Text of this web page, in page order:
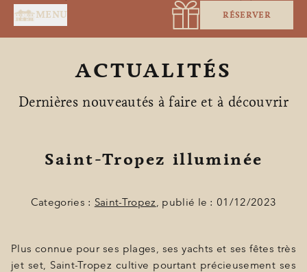
MENU RÉSERVER
ACCUEIL
SERVICES
RESTAURANT
ACTUALITÉS
Dernières nouveautés à faire et à découvrir
Saint-Tropez illuminée
Categories : Saint-Tropez, publié le : 01/12/2023
Plus connue pour ses plages, ses yachts et ses fêtes très
jet set, Saint-Tropez cultive pourtant précieusement ses
Panneau de gestion des cookies